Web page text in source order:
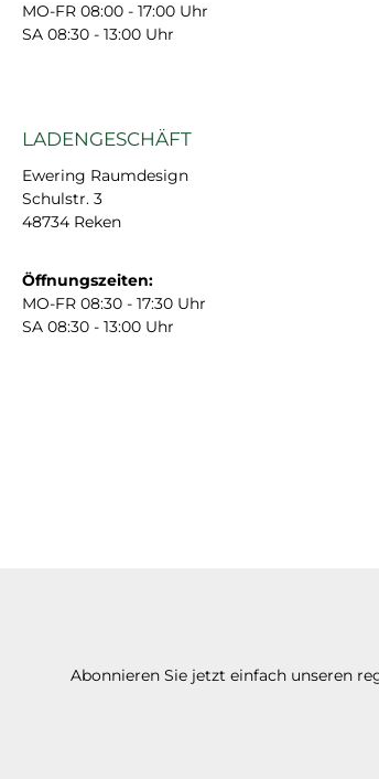
MO-FR 08:00 - 17:00 Uhr
SA 08:30 - 13:00 Uhr
LADENGESCHÄFT
Ewering Raumdesign
Schulstr. 3
48734 Reken
Öffnungszeiten:
MO-FR 08:30 - 17:30 Uhr
SA 08:30 - 13:00 Uhr
Abonnieren Sie jetzt einfach unseren